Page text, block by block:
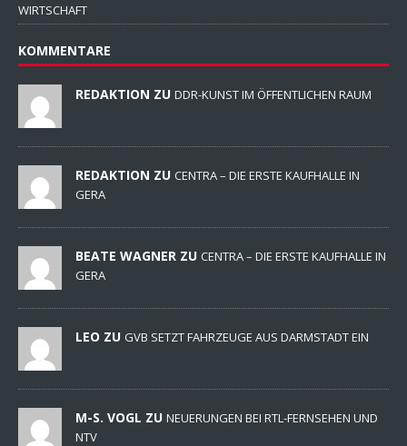
WIRTSCHAFT
KOMMENTARE
REDAKTION ZU DDR-KUNST IM ÖFFENTLICHEN RAUM
REDAKTION ZU CENTRA – DIE ERSTE KAUFHALLE IN
GERA
BEATE WAGNER ZU CENTRA – DIE ERSTE KAUFHALLE IN
GERA
LEO ZU GVB SETZT FAHRZEUGE AUS DARMSTADT EIN
M-S. VOGL ZU NEUERUNGEN BEI RTL-FERNSEHEN UND
NTV